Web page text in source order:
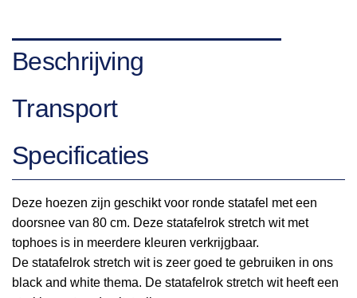
Beschrijving
Transport
Specificaties
Deze hoezen zijn geschikt voor ronde statafel met een
doorsnee van 80 cm. Deze statafelrok stretch wit met
tophoes is in meerdere kleuren verkrijgbaar.
De statafelrok stretch wit is zeer goed te gebruiken in ons
black and white thema. De statafelrok stretch wit heeft een